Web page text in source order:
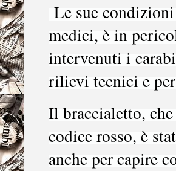
Le sue
medici, è in
intervenuti i
rilievi tecnici e
Il braccialetto,
codice rosso, è
anche per capire